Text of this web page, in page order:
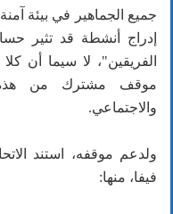
جميع الجماهير في بيئة
إدراج أنشطة قد تثير
الفريقين"، لا سيما أن
موقف مشترك من هذه
والاجتماعي.
ولدعم موقفه، استند
فيفا، منها: